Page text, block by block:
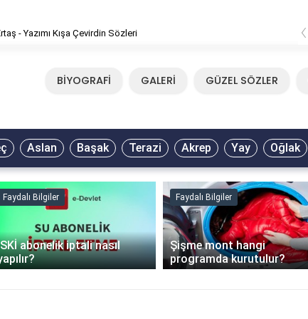
- Yazımı Kışa Çevirdin Sözleri ‹
BİYOGRAFİ GALERİ GÜZEL SÖZLER
Aslan Başak Terazi Akrep Yay Oğlak
Faydalı Bilgiler
abonelik iptali nasıl
Faydalı Bilgiler
Şişme mont hangi
programda kurutulur?